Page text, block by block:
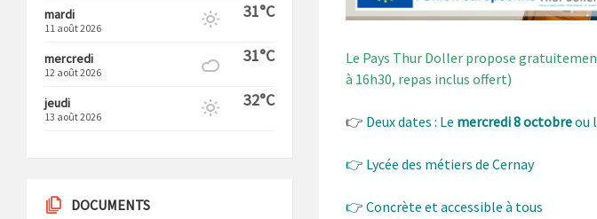
Le Pays Thur Doller propose
à 16h30, repas inclus offert)
👉 Deux dates : Le mercredi 8 octobreou
👉 Lycée des métiers de Cernay
👉 Concrète et accessible à tous
mardi
11 août 2026
31°C
mercredi
12 août 2026
31°C
jeudi
13 août 2026
32°C
DOCUMENTS